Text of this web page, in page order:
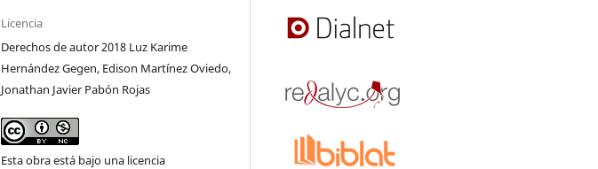
Licencia
Derechos de autor 2018 Luz Karime
Hernández Gegen, Edison Martínez Oviedo,
Jonathan Javier Pabón Rojas
Esta obra está bajo una licencia